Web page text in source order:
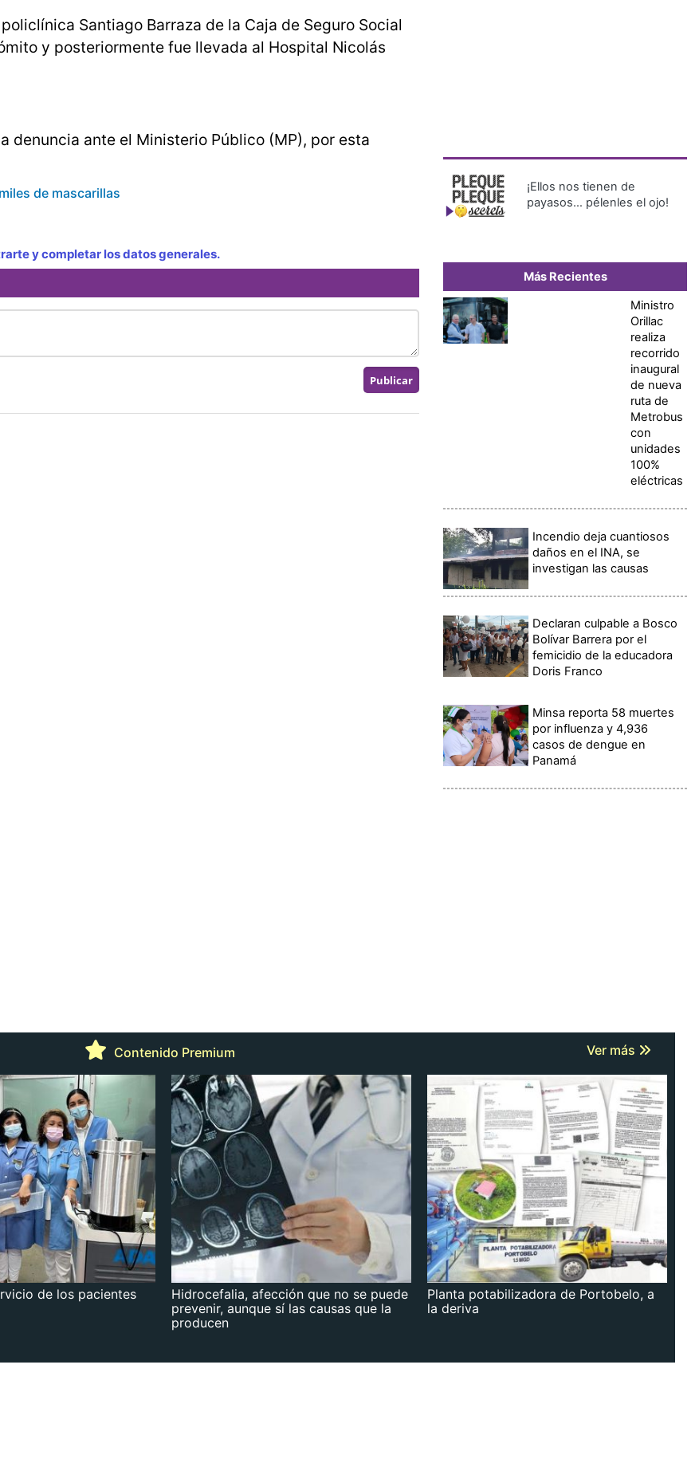
Santiago Barraza de la Caja de Seguro Social
y posteriormente fue llevada al Hospital Nicolás
denuncia ante el Ministerio Público (MP), por esta
de mascarillas
y completar los datos generales.
¡Ellos nos tienen de
payasos… pélenles el ojo!
Más Recientes
Ministro
Orillac
realiza
recorrido
inaugural
de nueva
ruta de
Metrobus
con
unidades
100%
eléctricas
Incendio deja cuantiosos
daños en el INA, se
investigan las causas
Declaran culpable a Bosco
Bolívar Barrera por el
femicidio de la educadora
Doris Franco
Minsa reporta 58 muertes
por influenza y 4,936
casos de dengue en
Panamá
Contenido Premium Ver más
de los pacientes
Hidrocefalia, afección que no se puede
prevenir, aunque sí las causas que la
producen
Planta potabilizadora de Portobelo, a
la deriva